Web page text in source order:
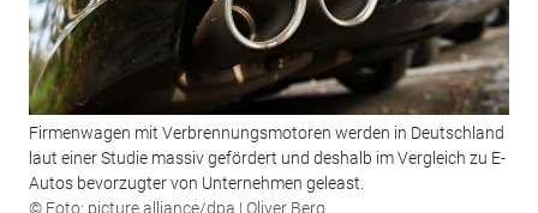
Firmenwagen mit Verbrennungsmotoren werden in Deutschland
laut einer Studie massiv gefördert und deshalb im Vergleich zu E-
Autos bevorzugter von Unternehmen geleast.
© Foto: picture alliance/dpa | Oliver Berg